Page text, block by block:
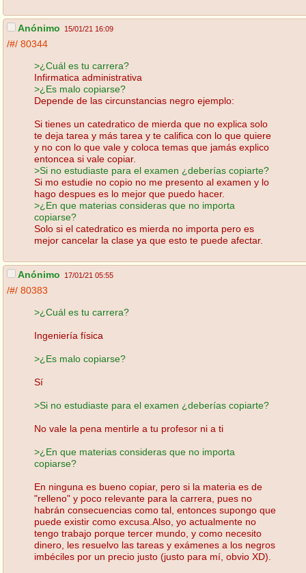
Anónimo 15/01/21 16:09
/#/ 80344
>¿Cuál es tu carrera?
Infirmatica administrativa
>¿Es malo copiarse?
Depende de las circunstancias negro ejemplo:
Si tienes un catedratico de mierda que no explica solo
te deja tarea y más tarea y te califica con lo que quiere
y no con lo que vale y coloca temas que jamás explico
entoncea si vale copiar.
>Si no estudiaste para el examen ¿deberías copiarte?
Si mo estudie no copio no me presento al examen y lo
hago despues es lo mejor que puedo hacer.
>¿En que materias consideras que no importa
copiarse?
Solo si el catedratico es mierda no importa pero es
mejor cancelar la clase ya que esto te puede afectar.
Anónimo 17/01/21 05:55
/#/ 80383
>¿Cuál es tu carrera?
Ingeniería física
>¿Es malo copiarse?
Sí
>Si no estudiaste para el examen ¿deberías copiarte?
No vale la pena mentirle a tu profesor ni a ti
>¿En que materias consideras que no importa
copiarse?
En ninguna es bueno copiar, pero si la materia es de
"relleno" y poco relevante para la carrera, pues no
habrán consecuencias como tal, entonces supongo que
puede existir como excusa.Also, yo actualmente no
tengo trabajo porque tercer mundo, y como necesito
dinero, les resuelvo las tareas y exámenes a los negros
imbéciles por un precio justo (justo para mí, obvio XD).